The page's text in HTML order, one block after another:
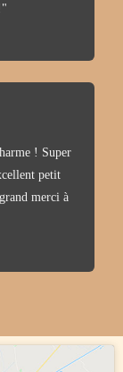
! Super
petit
merci à